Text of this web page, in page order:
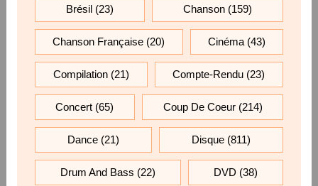
Brésil(23) Chanson (159)
Chanson Française (20) Cinéma(43)
Compilation(21) Compte-Rendu (23)
Concert (65) Coup De Coeur(214)
Dance(21) Disque (811)
Drum And Bass (22) DVD (38)